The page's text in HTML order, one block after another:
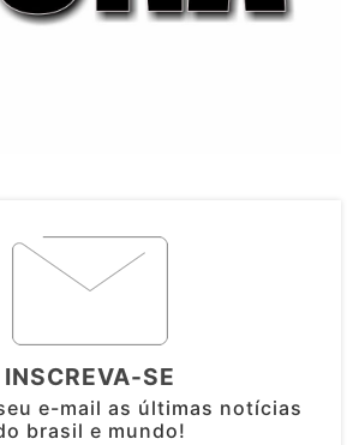
INSCREVA-SE
e-mail as últimas notícias
brasil e mundo!